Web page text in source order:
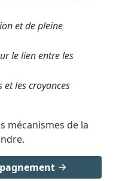
et de pleine
le lien entre les
les croyances
mécanismes de la